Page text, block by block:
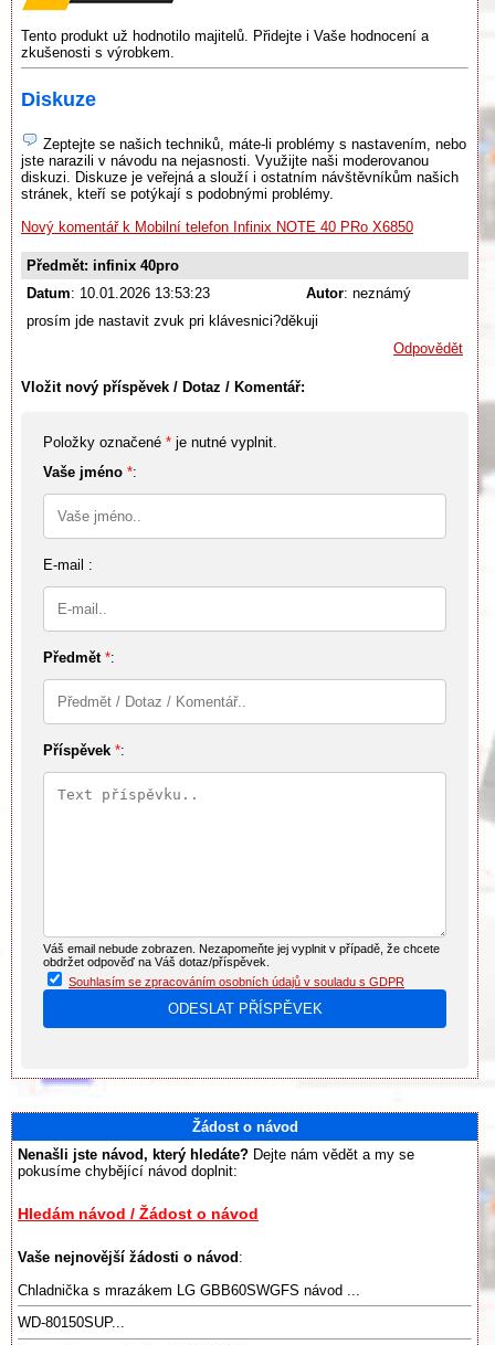
Tento produkt už hodnotilo majitelů. Přidejte i Vaše hodnocení a
zkušenosti s výrobkem.
Diskuze
Zeptejte se našich techniků, máte-li problémy s nastavením, nebo
jste narazili v návodu na nejasnosti. Využijte naši moderovanou
diskuzi. Diskuze je veřejná a slouží i ostatním návštěvníkům našich
stránek, kteří se potýkají s podobnými problémy.
Nový komentář k Mobilní telefon Infinix NOTE 40 PRo X6850
Předmět: infinix 40pro
Datum: 10.01.2026 13:53:23 Autor: neznámý
prosím jde nastavit zvuk pri klávesnici?děkuji
Odpovědět
Vložit nový příspěvek / Dotaz / Komentář:
Položky označené * je nutné vyplnit.
Vaše jméno *:
E-mail :
Předmět *:
Příspěvek *:
Váš email nebude zobrazen. Nezapomeňte jej vyplnit v případě, že chcete
obdržet odpověď na Váš dotaz/příspěvek.
Souhlasím se zpracováním osobních údajů v souladu s GDPR
Žádost o návod
Nenašli jste návod, který hledáte? Dejte nám vědět a my se
pokusíme chybějící návod doplnit:
Hledám návod / Žádost o návod
Vaše nejnovější žádosti o návod :
Chladnička s mrazákem LG GBB60SWGFS návod ...
WD-80150SUP...